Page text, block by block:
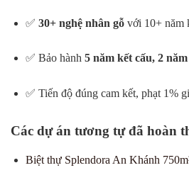
✅ 30+ nghệ nhân gỗvới 10+ năm
✅ Bảo hành 5 năm kết cấu, 2
✅ Tiến độ đúng cam kết, phạt 1%
Các dự án tương tự đã hoàn
Biệt thự Splendora An Khánh